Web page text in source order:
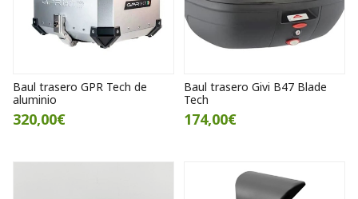
Baul trasero GPR Tech de
aluminio
320,00€
Baul trasero Givi B47 Blade
Tech
174,00€